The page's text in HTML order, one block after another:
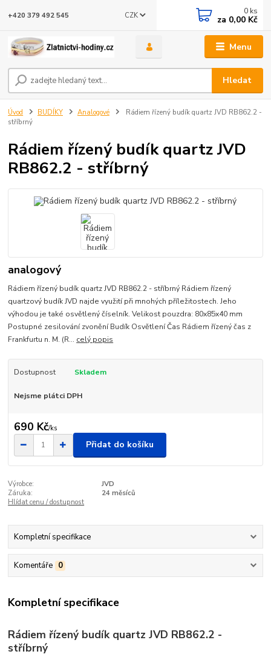
Menu
CZK
Hledat
+420 379 492 545 0 ks
za 0,00 Kč
Úvod BUDÍKY Analogové
Rádiem řízený budík quartz JVD RB862.2 -
stříbrný
Rádiem řízený budík quartz JVD
RB862.2 - stříbrný
analogový
Rádiem řízený budík quartz JVD RB862.2 - stříbrný Rádiem řízený
quartzový budík JVD najde využití při mnohých příležitostech. Jeho
výhodou je také osvětlený číselník. Velikost pouzdra: 80x85x40 mm
Postupné zesilování zvonění Budík Osvětlení Čas Rádiem řízený čas z
Frankfurtu n. M. (R... celý popis
Dostupnost Skladem
Nejsme plátci DPH
690 Kč/ks
Přidat do košíku
Výrobce:
JVD
Záruka:
24 měsíců
Hlídat cenu / dostupnost
Kompletní specifikace
Komentáře 0
Kompletní specifikace
Rádiem řízený budík quartz JVD RB862.2 -
stříbrný